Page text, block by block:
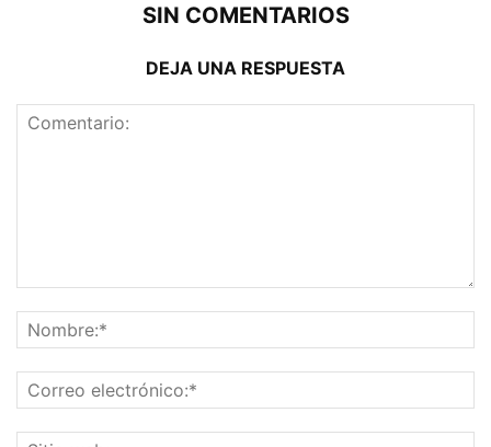
SIN COMENTARIOS
DEJA UNA RESPUESTA